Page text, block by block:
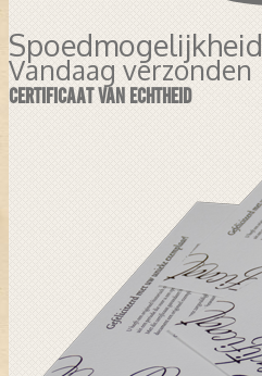
Spoedmogelijkheid
Vandaag verzonden
CERTIFICAAT VAN ECHTHEID